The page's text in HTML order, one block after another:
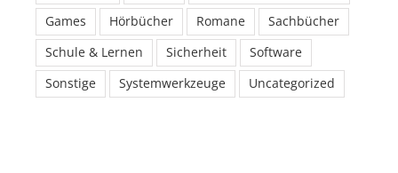
Games
Hörbücher Romane
Sachbücher
Schule & Lernen
Sicherheit
Software
Sonstige
Systemwerkzeuge Uncategorized